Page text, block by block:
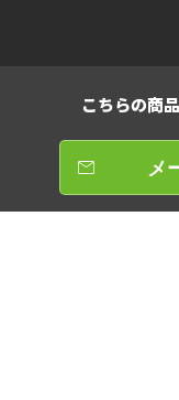
こちらの商
メ